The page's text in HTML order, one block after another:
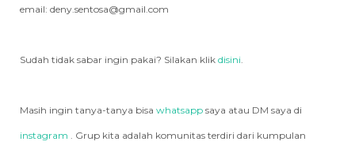
email: deny.sentosa@gmail.com
Sudah tidak sabar ingin pakai? Silakan klik disini.
Masih ingin tanya-tanya bisa whatsapp saya atau DM saya di
instagram . Grup kita adalah komunitas terdiri dari kumpulan